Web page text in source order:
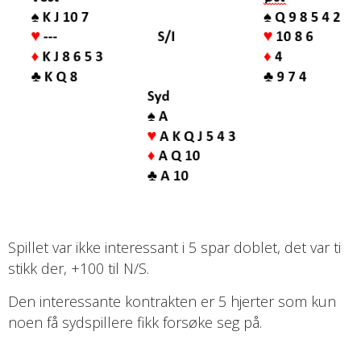
Spillet var ikke interessant i 5 spar doblet, det var ti
stikk der, +100 til N/S.
Den interessante kontrakten er 5 hjerter som kun
noen få sydspillere fikk forsøke seg på.